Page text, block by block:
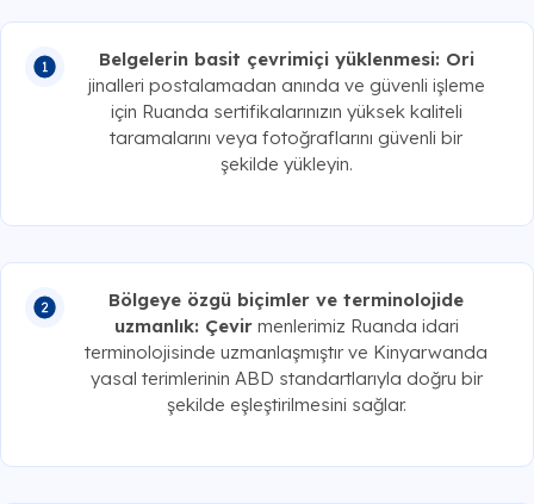
Belgelerin basit çevrimiçi yüklenmesi: Ori
jinalleri postalamadan anında ve güvenli işleme
için Ruanda sertifikalarınızın yüksek kaliteli
taramalarını veya fotoğraflarını güvenli bir
şekilde yükleyin.
Bölgeye özgü biçimler ve terminolojide
uzmanlık: Çevirmenlerimiz Ruanda idari
terminolojisinde uzmanlaşmıştır ve Kinyarwanda
yasal terimlerinin ABD standartlarıyla doğru bir
şekilde eşleştirilmesini sağlar.